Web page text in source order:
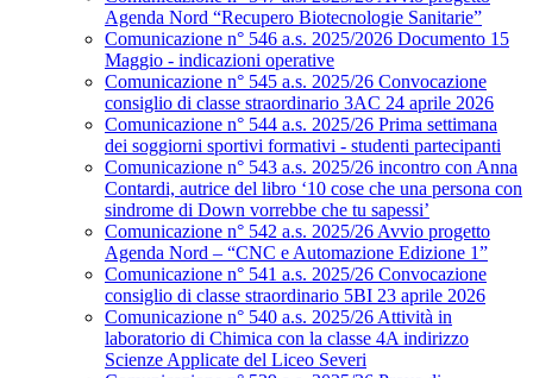
Agenda Nord “Recupero Biotecnologie Sanitarie”
Comunicazione n° 546 a.s. 2025/2026 Documento 15
Maggio - indicazioni operative
Comunicazione n° 545 a.s. 2025/26 Convocazione
consiglio di classe straordinario 3AC 24 aprile 2026
Comunicazione n° 544 a.s. 2025/26 Prima settimana
dei soggiorni sportivi formativi - studenti partecipanti
Comunicazione n° 543 a.s. 2025/26 incontro con Anna
Contardi, autrice del libro ‘10 cose che una persona con
sindrome di Down vorrebbe che tu sapessi’
Comunicazione n° 542 a.s. 2025/26 Avvio progetto
Agenda Nord – “CNC e Automazione Edizione 1”
Comunicazione n° 541 a.s. 2025/26 Convocazione
consiglio di classe straordinario 5BI 23 aprile 2026
Comunicazione n° 540 a.s. 2025/26 Attività in
laboratorio di Chimica con la classe 4A indirizzo
Scienze Applicate del Liceo Severi